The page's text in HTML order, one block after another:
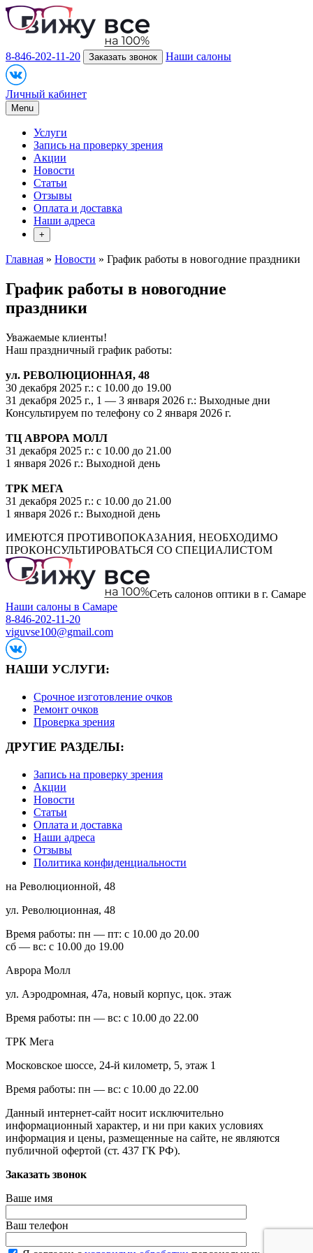
8-846-202-11-20 Заказать звонок Наши салоны
Личный кабинет
Menu
Услуги
Запись на проверку зрения
Акции
Новости
Статьи
Отзывы
Оплата и доставка
Наши адреса
+
Главная » Новости » График работы в новогодние праздники
График работы в новогодние
праздники
Уважаемые клиенты!
Наш праздничный график работы:
ул. РЕВОЛЮЦИОННАЯ, 48
30 декабря 2025 г.: с 10.00 до 19.00
31 декабря 2025 г., 1 — 3 января 2026 г.: Выходные дни
Консультируем по телефону со 2 января 2026 г.
ТЦ АВРОРА МОЛЛ
31 декабря 2025 г.: с 10.00 до 21.00
1 января 2026 г.: Выходной день
ТРК МЕГА
31 декабря 2025 г.: с 10.00 до 21.00
1 января 2026 г.: Выходной день
ИМЕЮТСЯ ПРОТИВОПОКАЗАНИЯ, НЕОБХОДИМО
ПРОКОНСУЛЬТИРОВАТЬСЯ СО СПЕЦИАЛИСТОМ
Сеть салонов оптики в г. Самаре
Наши салоны в Самаре
8-846-202-11-20
viguvse100@gmail.com
НАШИ УСЛУГИ:
Срочное изготовление очков
Ремонт очков
Проверка зрения
ДРУГИЕ РАЗДЕЛЫ:
Запись на проверку зрения
Акции
Новости
Статьи
Оплата и доставка
Наши адреса
Отзывы
Политика конфиденциальности
на Революционной, 48
ул. Революционная, 48
Время работы: пн — пт: с 10.00 до 20.00
сб — вс: с 10.00 до 19.00
Аврора Молл
ул. Аэродромная, 47а, новый корпус, цок. этаж
Время работы: пн — вс: с 10.00 до 22.00
ТРК Мега
Московское шоссе, 24-й километр, 5, этаж 1
Время работы: пн — вс: с 10.00 до 22.00
Данный интернет-сайт носит исключительно
информационный характер, и ни при каких условиях
информация и цены, размещенные на сайте, не являются
публичной офертой (ст. 437 ГК РФ).
Заказать звонок
Ваше имя
Ваш телефон